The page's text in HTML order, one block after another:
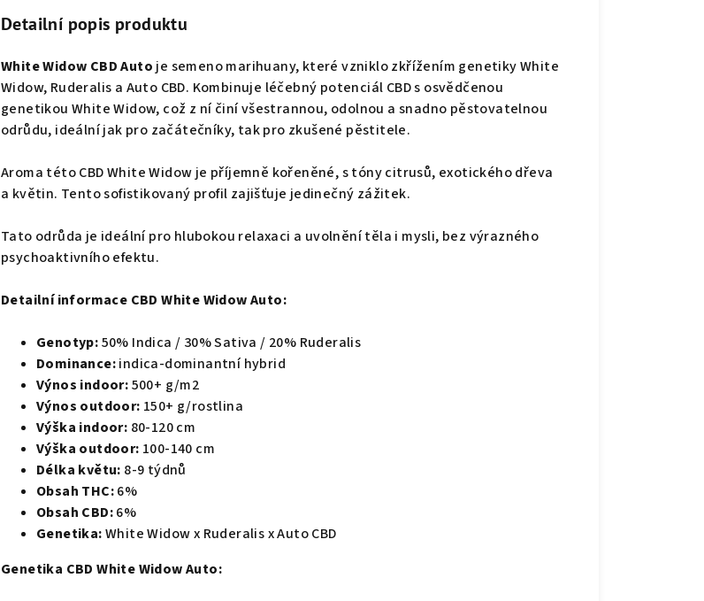
Detailní popis produktu
White Widow CBD Auto je semeno marihuany, které vzniklo zkřížením genetiky White
Widow, Ruderalis a Auto CBD. Kombinuje léčebný potenciál CBD s osvědčenou
genetikou White Widow, což z ní činí všestrannou, odolnou a snadno pěstovatelnou
odrůdu, ideální jak pro začátečníky, tak pro zkušené pěstitele.
Aroma této CBD White Widow je příjemně kořeněné, s tóny citrusů, exotického dřeva
a květin. Tento sofistikovaný profil zajišťuje jedinečný zážitek.
Tato odrůda je ideální pro hlubokou relaxaci a uvolnění těla i mysli, bez výrazného
psychoaktivního efektu.
Detailní informace CBD White Widow Auto:
Genotyp:50% Indica / 30% Sativa / 20% Ruderalis
Dominance:indica-dominantní hybrid
Výnos indoor:500+ g/m2
Výnos outdoor: 150+ g/rostlina
Výška indoor: 80-120 cm
Výška outdoor: 100-140 cm
Délka květu: 8-9 týdnů
Obsah THC:6%
Obsah CBD:6%
Genetika:White Widow x Ruderalis x Auto CBD
Genetika CBD White Widow Auto: